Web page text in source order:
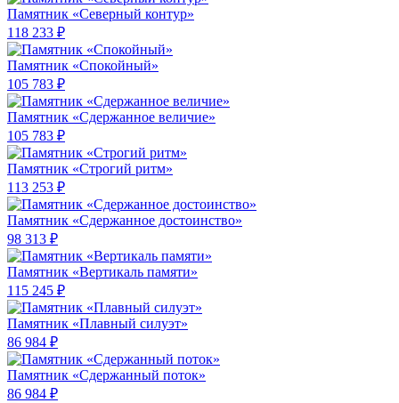
Памятник «Северный контур»
118 233 ₽
Памятник «Спокойный»
105 783 ₽
Памятник «Сдержанное величие»
105 783 ₽
Памятник «Строгий ритм»
113 253 ₽
Памятник «Сдержанное достоинство»
98 313 ₽
Памятник «Вертикаль памяти»
115 245 ₽
Памятник «Плавный силуэт»
86 984 ₽
Памятник «Сдержанный поток»
86 984 ₽